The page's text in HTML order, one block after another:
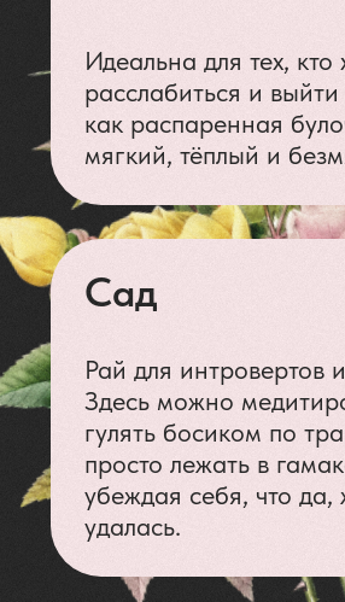
Трансформация
Секреты дыхания, философии и того,
как наконец успокоить тот самый
внутренний диалог.